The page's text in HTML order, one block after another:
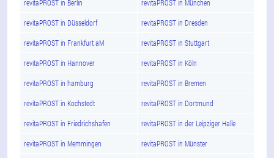
revitaPROST in Berlin revitaPROST in München
revitaPROST in Düsseldorf revitaPROST in Dresden
revitaPROST in Frankfurt aM revitaPROST in Stuttgart
revitaPROST in Hannover revitaPROST in Köln
revitaPROST in hamburg revitaPROST in Bremen
revitaPROST in Kochstedt revitaPROST in Dortmund
revitaPROST in Friedrichshafen revitaPROST in der Leipziger Halle
revitaPROST in Memmingen revitaPROST in Münster